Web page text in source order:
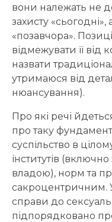
вони належать не
захисту
«позавчора».
відмежувати її від
назвати
утримаюся від
нюансування).
Про які речі
про таку
суспільство в
інститутів
владою), норм та
сакроцентричним.
справи до
підпорядковано